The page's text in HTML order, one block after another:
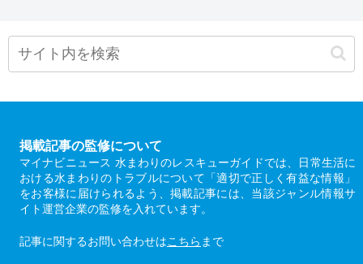
掲載記事の監修について
マイナビニュース 水まわりのレスキューガイドでは、日常生活に
おける水まわりのトラブルについて「適切で正しく有益な情報」
をお客様に届けられるよう、掲載記事には、当該ジャンル情報サ
イト運営企業の監修を入れています。
記事に関するお問い合わせはこちら まで